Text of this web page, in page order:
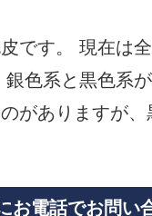
です。 現在は
色系と黒色系
がありますが、
電話でお問い